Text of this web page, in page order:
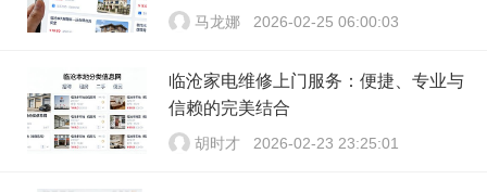
马龙娜 2026-02-25 06:00:03
临沧家电维修上门服务：便捷、专业与
信赖的完美结合
胡时才 2026-02-23 23:25:01